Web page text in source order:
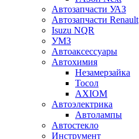
Автозапчасти УАЗ
Автозапчасти Renault
Isuzu NQR
УМЗ
Автоаксессуары
Автохимия
Незамерзайка
Тосол
AXIOM
Автоэлектрика
Автолампы
Автостекло
Инструмент